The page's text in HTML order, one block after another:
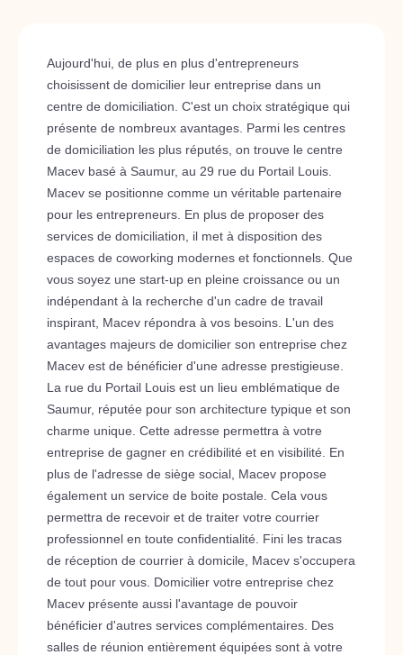
Aujourd'hui, de plus en plus d'entrepreneurs
choisissent de domicilier leur entreprise dans un
centre de domiciliation. C'est un choix stratégique qui
présente de nombreux avantages. Parmi les centres
de domiciliation les plus réputés, on trouve le centre
Macev basé à Saumur, au 29 rue du Portail Louis.
Macev se positionne comme un véritable partenaire
pour les entrepreneurs. En plus de proposer des
services de domiciliation, il met à disposition des
espaces de coworking modernes et fonctionnels. Que
vous soyez une start-up en pleine croissance ou un
indépendant à la recherche d'un cadre de travail
inspirant, Macev répondra à vos besoins. L'un des
avantages majeurs de domicilier son entreprise chez
Macev est de bénéficier d'une adresse prestigieuse.
La rue du Portail Louis est un lieu emblématique de
Saumur, réputée pour son architecture typique et son
charme unique. Cette adresse permettra à votre
entreprise de gagner en crédibilité et en visibilité. En
plus de l'adresse de siège social, Macev propose
également un service de boite postale. Cela vous
permettra de recevoir et de traiter votre courrier
professionnel en toute confidentialité. Fini les tracas
de réception de courrier à domicile, Macev s'occupera
de tout pour vous. Domicilier votre entreprise chez
Macev présente aussi l'avantage de pouvoir
bénéficier d'autres services complémentaires. Des
salles de réunion entièrement équipées sont à votre